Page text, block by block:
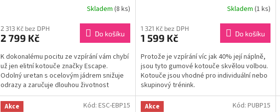
Skladem (8 ks)
2 313 Kč bez DPH
2 799 Kč Do košíku
K dokonalému pocitu ze vzpírání vám chybí
už jen elitní kotouče značky Escape.
Odolný uretan s ocelovým jádrem snižuje
odrazy a zaručuje dlouhou životnost
kotoučů. Jsou užší než...
Skladem (1 ks)
1 321 Kč bez DPH
1 599 Kč Do košíku
Protože je vzpírání víc jak 40% její náplně,
jsou tyto gumové kotouče skvělou volbou.
Kotouče jsou vhodné pro individuální nebo
skupinový trénink.
Akce
Kód: ESC-EBP15
Akce
Kód: PUBP15